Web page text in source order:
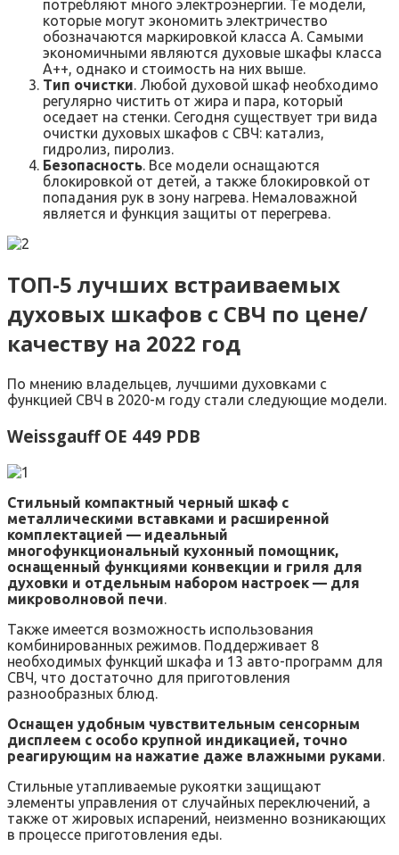
потребляют много электроэнергии. Те модели,
которые могут экономить электричество
обозначаются маркировкой класса А. Самыми
экономичными являются духовые шкафы класса
А++, однако и стоимость на них выше.
Тип очистки. Любой духовой шкаф необходимо
регулярно чистить от жира и пара, который
оседает на стенки. Сегодня существует три вида
очистки духовых шкафов с СВЧ: катализ,
гидролиз, пиролиз.
Безопасность. Все модели оснащаются
блокировкой от детей, а также блокировкой от
попадания рук в зону нагрева. Немаловажной
является и функция защиты от перегрева.
ТОП-5 лучших встраиваемых
духовых шкафов с СВЧ по цене/
качеству на 2022 год
По мнению владельцев, лучшими духовками с
функцией СВЧ в 2020-м году стали следующие модели.
Weissgauff OE 449 PDB
Стильный компактный черный шкаф с
металлическими вставками и расширенной
комплектацией — идеальный
многофункциональный кухонный помощник,
оснащенный функциями конвекции и гриля для
духовки и отдельным набором настроек — для
микроволновой печи.
Также имеется возможность использования
комбинированных режимов. Поддерживает 8
необходимых функций шкафа и 13 авто-программ для
СВЧ, что достаточно для приготовления
разнообразных блюд.
Оснащен удобным чувствительным сенсорным
дисплеем с особо крупной индикацией, точно
реагирующим на нажатие даже влажными руками.
Стильные утапливаемые рукоятки защищают
элементы управления от случайных переключений, а
также от жировых испарений, неизменно возникающих
в процессе приготовления еды.